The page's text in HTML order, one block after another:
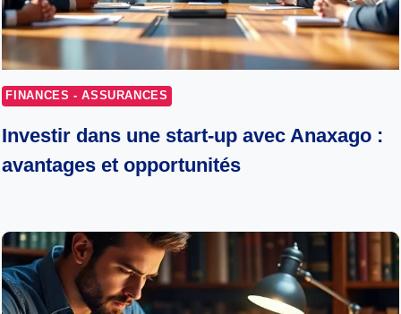
FINANCES - ASSURANCES
Investir dans une start-up avec Anaxago :
avantages et opportunités